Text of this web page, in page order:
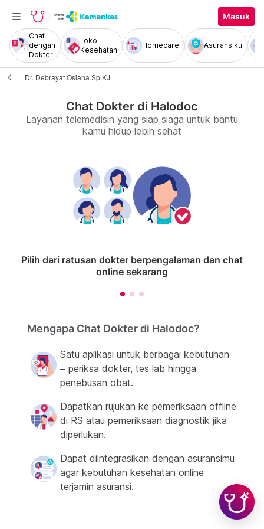
Masuk
Chat
dengan
Dokter
Toko
Kesehatan
Homecare Asuransiku
Dr. Debrayat Osiana Sp.KJ
Chat Dokter di Halodoc
Layanan telemedisin yang siap siaga untuk bantu
kamu hidup lebih sehat
Pilih dari ratusan dokter berpengalaman dan chat
online sekarang
Mengapa Chat Dokter di Halodoc?
Satu aplikasi untuk berbagai kebutuhan
– periksa dokter, tes lab hingga
penebusan obat.
Dapatkan rujukan ke pemeriksaan offline
di RS atau pemeriksaan diagnostik jika
diperlukan.
Dapat diintegrasikan dengan asuransimu
agar kebutuhan kesehatan online
terjamin asuransi.